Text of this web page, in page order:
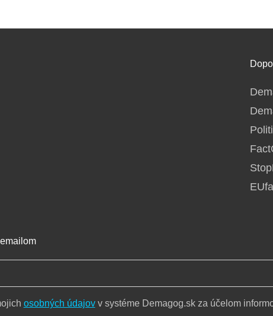
osobných údajovv systéme Demagog.sk za účelom